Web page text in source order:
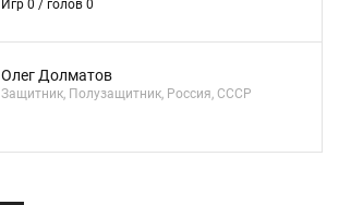
Игр 0 / голов 0
Олег Долматов
Защитник, Полузащитник, Россия, СССР